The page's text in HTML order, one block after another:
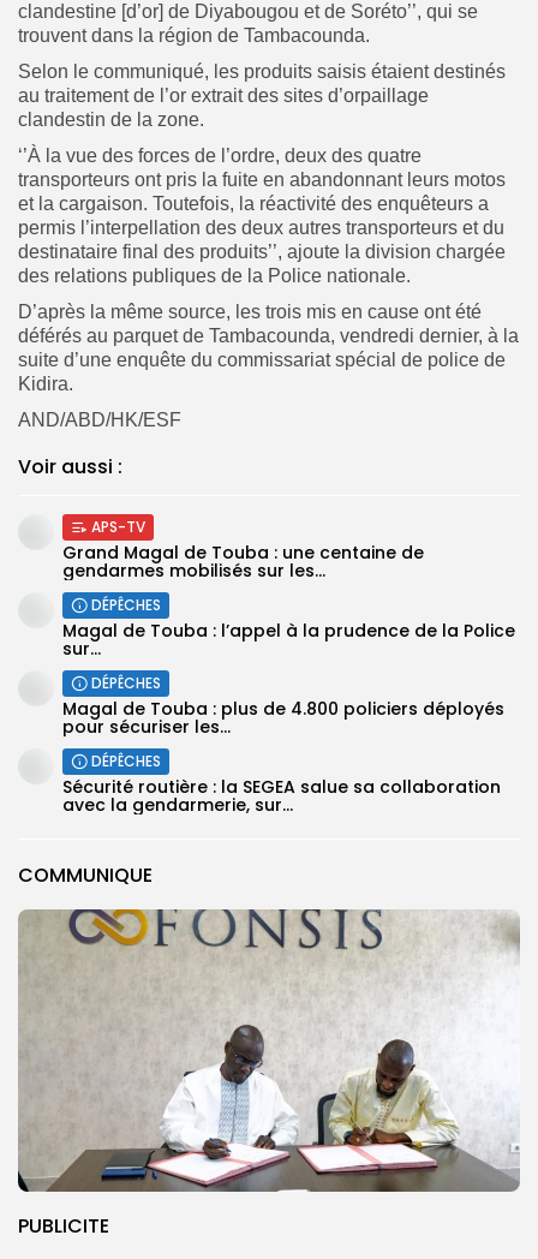
COMMUNIQUE
PUBLICITE
clandestine [d’or] de Diyabougou et de Soréto’’, qui se
trouvent dans la région de Tambacounda.
Selon le communiqué, les produits saisis étaient destinés
au traitement de l’or extrait des sites d’orpaillage
clandestin de la zone.
‘’À la vue des forces de l’ordre, deux des quatre
transporteurs ont pris la fuite en abandonnant leurs motos
et la cargaison. Toutefois, la réactivité des enquêteurs a
permis l’interpellation des deux autres transporteurs et du
destinataire final des produits’’, ajoute la division chargée
des relations publiques de la Police nationale.
D’après la même source, les trois mis en cause ont été
déférés au parquet de Tambacounda, vendredi dernier, à la
suite d’une enquête du commissariat spécial de police de
Kidira.
AND/ABD/HK/ESF
Voir aussi :
APS-TV
Grand Magal de Touba : une centaine de
gendarmes mobilisés sur les...
DÉPÊCHES
Magal de Touba : l’appel à la prudence de la Police
sur...
DÉPÊCHES
Magal de Touba : plus de 4.800 policiers déployés
pour sécuriser les...
DÉPÊCHES
Sécurité routière : la SEGEA salue sa collaboration
avec la gendarmerie, sur...